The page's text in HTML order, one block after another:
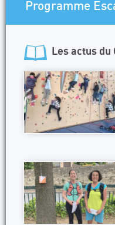
SAE 2026-2027
Les actus du